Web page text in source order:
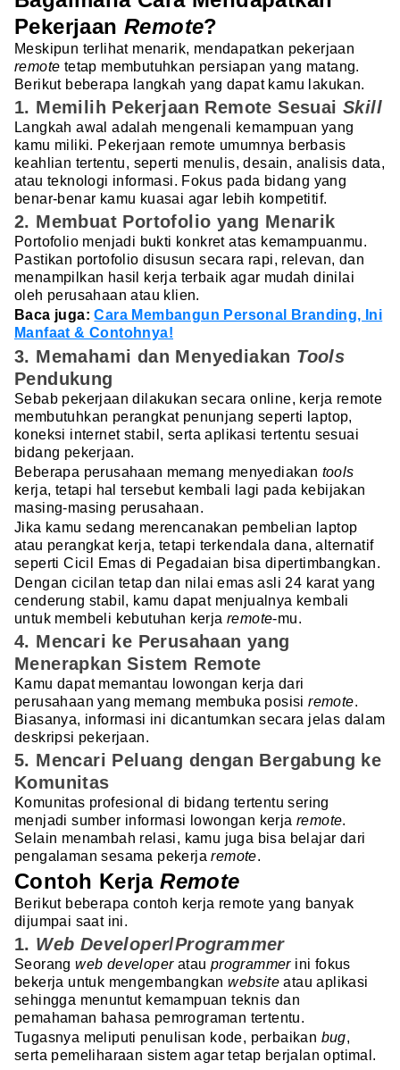
PekerjaanRemote?
Meskipun terlihat menarik, mendapatkan pekerjaan
remote tetap membutuhkan persiapan yang matang.
Berikut beberapa langkah yang dapat kamu lakukan.
1. Memilih Pekerjaan Remote Sesuai Skill
Langkah awal adalah mengenali kemampuan yang
kamu miliki. Pekerjaan remote umumnya berbasis
keahlian tertentu, seperti menulis, desain, analisis data,
atau teknologi informasi. Fokus pada bidang yang
benar-benar kamu kuasai agar lebih kompetitif.
2. Membuat Portofolio yang Menarik
Portofolio menjadi bukti konkret atas kemampuanmu.
Pastikan portofolio disusun secara rapi, relevan, dan
menampilkan hasil kerja terbaik agar mudah dinilai
oleh perusahaan atau klien.
Baca juga:Cara Membangun Personal Branding, Ini
Manfaat & Contohnya!
3. Memahami dan Menyediakan Tools
Pendukung
Sebab pekerjaan dilakukan secara online, kerja remote
membutuhkan perangkat penunjang seperti laptop,
koneksi internet stabil, serta aplikasi tertentu sesuai
bidang pekerjaan.
Beberapa perusahaan memang menyediakan tools
kerja, tetapi hal tersebut kembali lagi pada kebijakan
masing-masing perusahaan.
Jika kamu sedang merencanakan pembelian laptop
atau perangkat kerja, tetapi terkendala dana, alternatif
seperti Cicil Emas di Pegadaian bisa dipertimbangkan.
Dengan cicilan tetap dan nilai emas asli 24 karat yang
cenderung stabil, kamu dapat menjualnya kembali
untuk membeli kebutuhan kerja remote-mu.
4. Mencari ke Perusahaan yang
Menerapkan Sistem Remote
Kamu dapat memantau lowongan kerja dari
perusahaan yang memang membuka posisiremote.
Biasanya, informasi ini dicantumkan secara jelas dalam
deskripsi pekerjaan.
5. Mencari Peluang dengan Bergabung ke
Komunitas
Komunitas profesional di bidang tertentu sering
menjadi sumber informasi lowongan kerja remote.
Selain menambah relasi, kamu juga bisa belajar dari
pengalaman sesama pekerjaremote.
Contoh KerjaRemote
Berikut beberapa contoh kerja remote yang banyak
dijumpai saat ini.
1. Web Developer/Programmer
Seorangweb developeratau programmerini fokus
bekerja untuk mengembangkanwebsite atau aplikasi
sehingga menuntut kemampuan teknis dan
pemahaman bahasa pemrograman tertentu.
Tugasnya meliputi penulisan kode, perbaikan bug,
serta pemeliharaan sistem agar tetap berjalan optimal.